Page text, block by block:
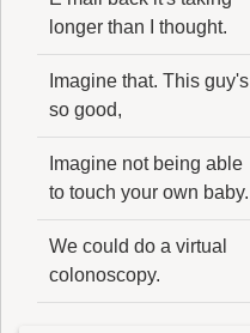
longer than I thought.
Imagine that. This guy's
so good,
Imagine not being able
to touch your own baby.
We could do a virtual
colonoscopy.